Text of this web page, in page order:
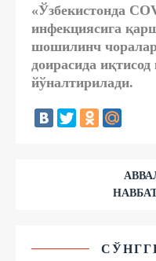
«Ўзбекистонда
инфекциясига
шошилинч
доирасида
йўналтирилади.